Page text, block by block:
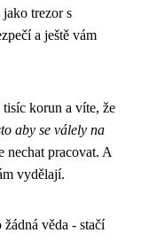
trezor s
a ještě vám
tisíc korun a víte, že
aby se válely na
nechat pracovat. A
vydělají.
žádná věda - stačí